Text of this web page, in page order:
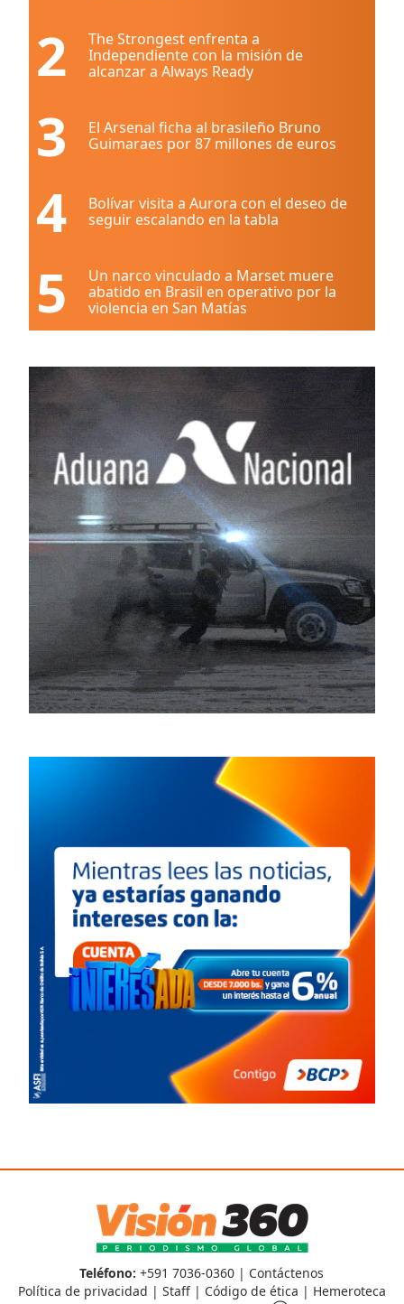
2
The Strongest enfrenta a
Independiente con la misión de
alcanzar a Always Ready
3
El Arsenal ficha al brasileño Bruno
Guimaraes por 87 millones de euros
4
Bolívar visita a Aurora con el deseo de
seguir escalando en la tabla
5
Un narco vinculado a Marset muere
abatido en Brasil en operativo por la
violencia en San Matías
Teléfono: +591 7036-0360 | Contáctenos
Política de privacidad | Staff| Código de ética | Hemeroteca